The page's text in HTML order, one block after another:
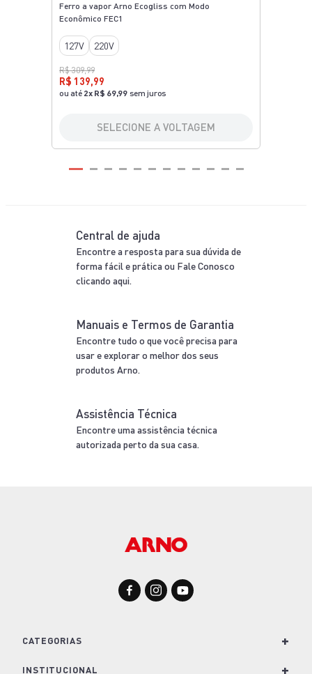
Ferro a vapor Arno Ecogliss com Modo
Econômico FEC1
127V 220V
R$ 309,99
R$ 139,99
ou até 2x R$ 69,99 sem juros
SELECIONE A VOLTAGEM
Central de ajuda
Encontre a resposta para sua dúvida de
forma fácil e prática ou Fale Conosco
clicando aqui.
Manuais e Termos de Garantia
Encontre tudo o que você precisa para
usar e explorar o melhor dos seus
produtos Arno.
Assistência Técnica
Encontre uma assistência técnica
autorizada perto da sua casa.
CATEGORIAS +
Para Cozinha
INSTITUCIONAL +